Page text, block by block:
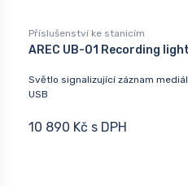
Příslušenství ke stanicím
AREC UB-01 Recording light
Světlo signalizující záznam
USB
10 890 Kč s DPH